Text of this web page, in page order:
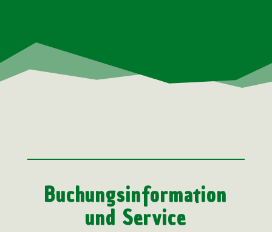
Buchungsinformation
und Service